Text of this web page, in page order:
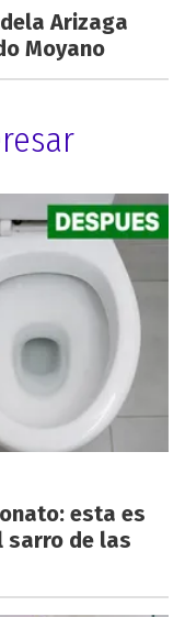
Arizaga
Moyano
esta es
sarro de las